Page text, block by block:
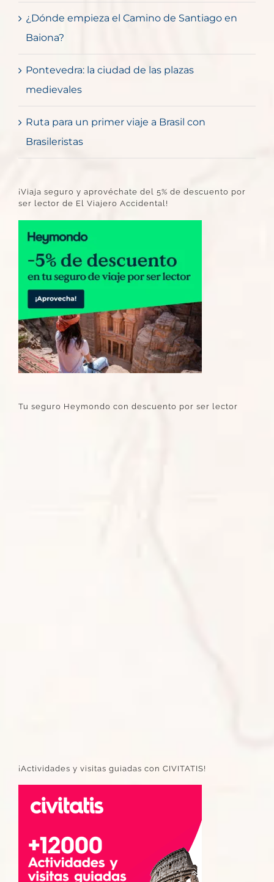
¿Dónde empieza el Camino de Santiago en
Baiona?
Pontevedra: la ciudad de las plazas
medievales
Ruta para un primer viaje a Brasil con
Brasileristas
¡Viaja seguro y aprovéchate del 5% de descuento por
ser lector de El Viajero Accidental!
Tu seguro Heymondo con descuento por ser lector
¡Actividades y visitas guiadas con CIVITATIS!